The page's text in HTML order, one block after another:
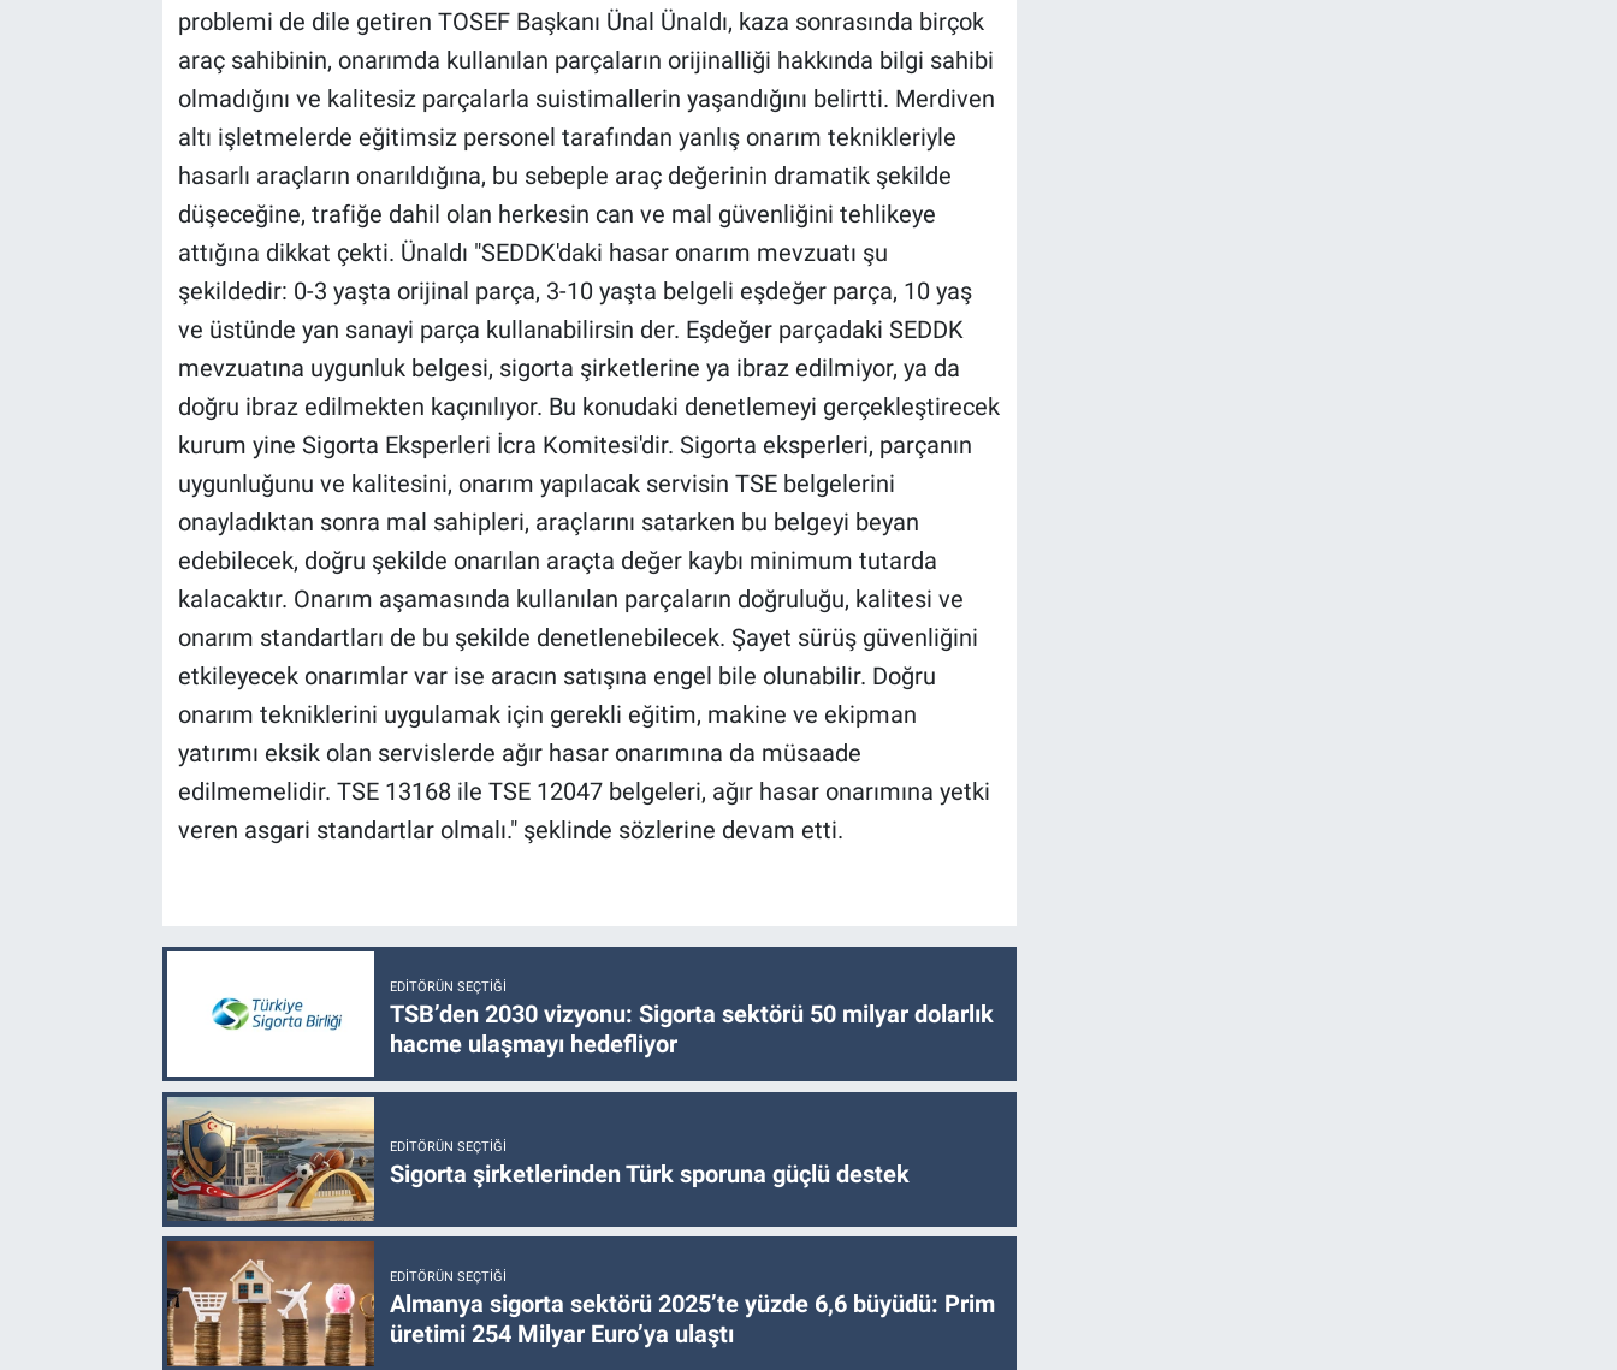
problemi de dile getiren TOSEF Başkanı Ünal Ünaldı, kaza sonrasında birçok
araç sahibinin, onarımda kullanılan parçaların orijinalliği hakkında bilgi sahibi
olmadığını ve kalitesiz parçalarla suistimallerin yaşandığını belirtti. Merdiven
altı işletmelerde eğitimsiz personel tarafından yanlış onarım teknikleriyle
hasarlı araçların onarıldığına, bu sebeple araç değerinin dramatik şekilde
düşeceğine, trafiğe dahil olan herkesin can ve mal güvenliğini tehlikeye
attığına dikkat çekti. Ünaldı "SEDDK'daki hasar onarım mevzuatı şu
şekildedir: 0-3 yaşta orijinal parça, 3-10 yaşta belgeli eşdeğer parça, 10 yaş
ve üstünde yan sanayi parça kullanabilirsin der. Eşdeğer parçadaki SEDDK
mevzuatına uygunluk belgesi, sigorta şirketlerine ya ibraz edilmiyor, ya da
doğru ibraz edilmekten kaçınılıyor. Bu konudaki denetlemeyi gerçekleştirecek
kurum yine Sigorta Eksperleri İcra Komitesi'dir. Sigorta eksperleri, parçanın
uygunluğunu ve kalitesini, onarım yapılacak servisin TSE belgelerini
onayladıktan sonra mal sahipleri, araçlarını satarken bu belgeyi beyan
edebilecek, doğru şekilde onarılan araçta değer kaybı minimum tutarda
kalacaktır. Onarım aşamasında kullanılan parçaların doğruluğu, kalitesi ve
onarım standartları de bu şekilde denetlenebilecek. Şayet sürüş güvenliğini
etkileyecek onarımlar var ise aracın satışına engel bile olunabilir. Doğru
onarım tekniklerini uygulamak için gerekli eğitim, makine ve ekipman
yatırımı eksik olan servislerde ağır hasar onarımına da müsaade
edilmemelidir. TSE 13168 ile TSE 12047 belgeleri, ağır hasar onarımına yetki
veren asgari standartlar olmalı." şeklinde sözlerine devam etti.
EDITÖRÜN SEÇTIĞI
TSB’den 2030 vizyonu: Sigorta sektörü 50 milyar dolarlık
hacme ulaşmayı hedefliyor
EDITÖRÜN SEÇTIĞI
Sigorta şirketlerinden Türk sporuna güçlü destek
EDITÖRÜN SEÇTIĞI
Almanya sigorta sektörü 2025’te yüzde 6,6 büyüdü: Prim
üretimi 254 Milyar Euro’ya ulaştı